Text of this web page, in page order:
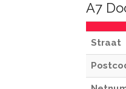
A7
Straat